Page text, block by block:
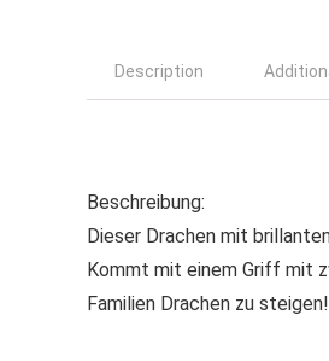
Description
Beschreibung:
Dieser Drachen mit
Kommt mit einem Griff mit
Familien Drachen zu steigen!